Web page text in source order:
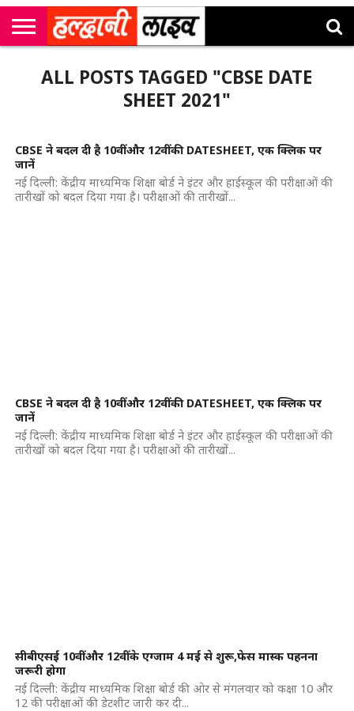
एम
कॉर्नर
उत्तराखंड
न्यूज़
खेल
मनोरंजन
सम्पादकीय
जॉब
अलर्ट्स
ALL POSTS TAGGED "CBSE DATE
SHEET 2021"
CBSE ने बदल दी है 10वीं और 12वीं की DATESHEET, एक क्लिक पर
जानें
नई दिल्ली: केंद्रीय माध्यमिक शिक्षा बोर्ड ने इंटर और हाईस्कूल की परीक्षाओं की
तारीखों को बदल दिया गया है। परीक्षाओं की तारीखों...
CBSE ने बदल दी है 10वीं और 12वीं की DATESHEET, एक क्लिक पर
जानें
नई दिल्ली: केंद्रीय माध्यमिक शिक्षा बोर्ड ने इंटर और हाईस्कूल की परीक्षाओं की
तारीखों को बदल दिया गया है। परीक्षाओं की तारीखों...
सीबीएसई 10वीं और 12वीं के एग्जाम 4 मई से शुरू,फेस मास्क पहनना
जरूरी होगा
नई दिल्ली: केंद्रीय माध्यमिक शिक्षा बोर्ड की ओर से मंगलवार को कक्षा 10 और
12 की परीक्षाओं की डेटशीट जारी कर दी...